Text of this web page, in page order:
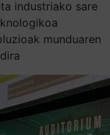
industriako sare
munduaren